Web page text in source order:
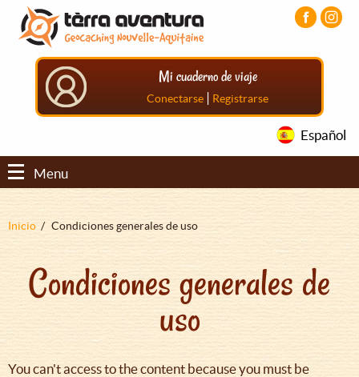
Pasar
contenido
principal
Pasar
menú
principal
Pasar
principal
Mi cuaderno de viaje
Conectarse | Registrarse
Español
Menu
Sobrescribir
ayuda
navegación
Inicio Condiciones generales de uso
Condiciones generales de
uso
You can't access to the content because you must be